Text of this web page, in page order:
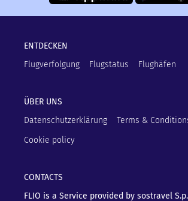
ENTDECKEN
Flugverfolgung
Flugstatus Flughäfen
ÜBER UNS
Datenschutzerklärung
Terms &
Cookie policy
CONTACTS
FLIO is a Service provided by sostravel